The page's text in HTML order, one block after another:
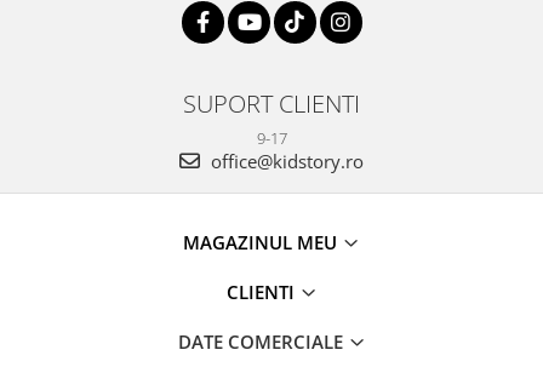
SUPORT CLIENTI
9-17
office@kidstory.ro
MAGAZINUL MEU
CLIENTI
DATE COMERCIALE